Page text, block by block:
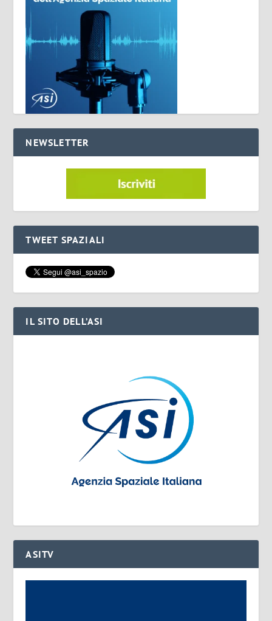
NEWSLETTER
TWEET SPAZIALI
IL SITO DELL’ASI
ASITV